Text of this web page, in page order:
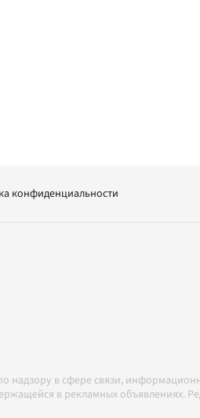
конфиденциальности
в сфере связи,
в рекламных объявлениях.